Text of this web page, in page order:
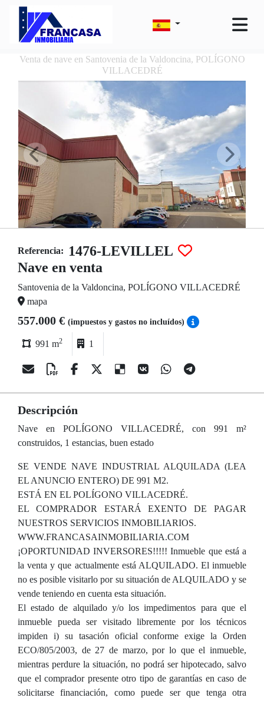
Venta de nave en Santovenia de la Valdoncina, POLÍGONO
VILLACEDRÉ
Referencia:
1476-LEVILLEL
Nave en venta
Santovenia de la Valdoncina, POLÍGONO VILLACEDRÉ
mapa
557.000 € (impuestos y gastos no incluídos)
991 m2 1
Descripción
Nave en POLÍGONO VILLACEDRÉ, con 991 m²
construidos, 1 estancias, buen estado
SE VENDE NAVE INDUSTRIAL ALQUILADA (LEA
EL ANUNCIO ENTERO) DE 991 M2.
ESTÁ EN EL POLÍGONO VILLACEDRÉ.
EL COMPRADOR ESTARÁ EXENTO DE PAGAR
NUESTROS SERVICIOS INMOBILIARIOS.
WWW.FRANCASAINMOBILIARIA.COM
¡OPORTUNIDAD INVERSORES!!!!! Inmueble que está a
la venta y que actualmente está ALQUILADO. El inmueble
no es posible visitarlo por su situación de ALQUILADO y se
vende teniendo en cuenta esta situación.
El estado de alquilado y/o los impedimentos para que el
inmueble pueda ser visitado libremente por los técnicos
impiden i) su tasación oficial conforme exige la Orden
ECO/805/2003, de 27 de marzo, por lo que el inmueble,
mientras perdure la situación, no podrá ser hipotecado, salvo
que el comprador presente otro tipo de garantías en caso de
solicitarse financiación, como puede ser que tenga otra